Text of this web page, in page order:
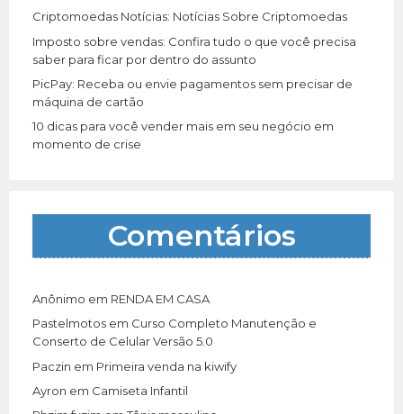
Criptomoedas Notícias: Notícias Sobre Criptomoedas
Imposto sobre vendas: Confira tudo o que você precisa
saber para ficar por dentro do assunto
PicPay: Receba ou envie pagamentos sem precisar de
máquina de cartão
10 dicas para você vender mais em seu negócio em
momento de crise
Comentários
Anônimo em RENDA EM CASA
Pastelmotos em Curso Completo Manutenção e
Conserto de Celular Versão 5.0
Paczin em Primeira venda na kiwify
Ayron em Camiseta Infantil